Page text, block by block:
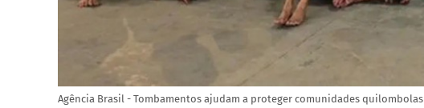
Agência Brasil - Tombamentos ajudam a proteger comunidades quilombolas